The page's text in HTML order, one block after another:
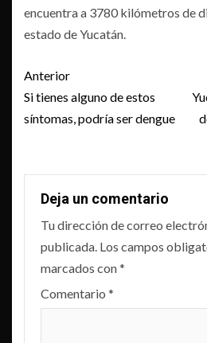
encuentra a 3780 kilómetros de
estado de Yucatán.
Post
navigation
Anterior
Si tienes alguno de estos
síntomas, podría ser dengue
Deja un comentario
Tu dirección de correo
publicada. Los campos
marcados con*
Comentario *